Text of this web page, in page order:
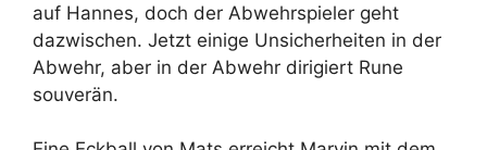
auf Hannes, doch der Abwehrspieler geht
dazwischen. Jetzt einige Unsicherheiten in der
Abwehr, aber in der Abwehr dirigiert Rune
souverän.